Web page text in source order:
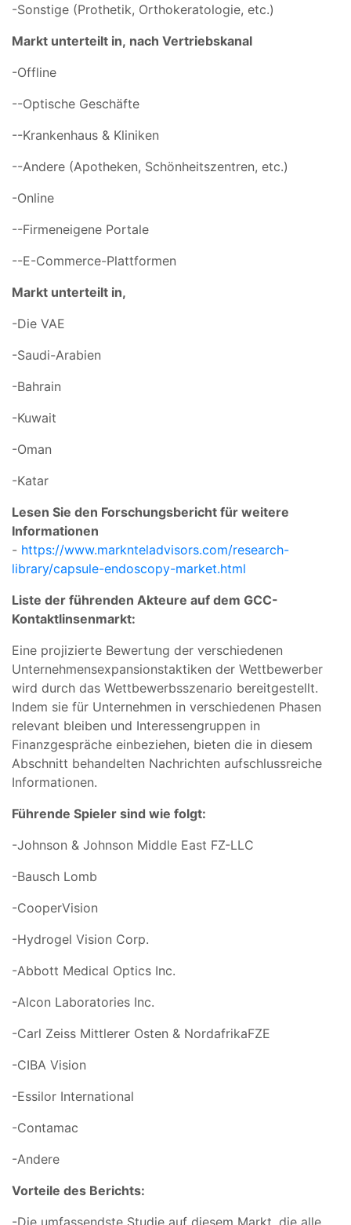
-Sonstige (Prothetik, Orthokeratologie, etc.)
Markt unterteilt in, nach Vertriebskanal
-Offline
--Optische Geschäfte
--Krankenhaus & Kliniken
--Andere (Apotheken, Schönheitszentren, etc.)
-Online
--Firmeneigene Portale
--E-Commerce-Plattformen
Markt unterteilt in,
-Die VAE
-Saudi-Arabien
-Bahrain
-Kuwait
-Oman
-Katar
Lesen Sie den Forschungsbericht für weitere
Informationen
- https://www.marknteladvisors.com/research-
library/capsule-endoscopy-market.html
Liste der führenden Akteure auf dem GCC-
Kontaktlinsenmarkt:
Eine projizierte Bewertung der verschiedenen
Unternehmensexpansionstaktiken der Wettbewerber
wird durch das Wettbewerbsszenario bereitgestellt.
Indem sie für Unternehmen in verschiedenen Phasen
relevant bleiben und Interessengruppen in
Finanzgespräche einbeziehen, bieten die in diesem
Abschnitt behandelten Nachrichten aufschlussreiche
Informationen.
Führende Spieler sind wie folgt:
-Johnson & Johnson Middle East FZ-LLC
-Bausch Lomb
-CooperVision
-Hydrogel Vision Corp.
-Abbott Medical Optics Inc.
-Alcon Laboratories Inc.
-Carl Zeiss Mittlerer Osten & NordafrikaFZE
-CIBA Vision
-Essilor International
-Contamac
-Andere
Vorteile des Berichts:
-Die umfassendste Studie auf diesem Markt, die alle